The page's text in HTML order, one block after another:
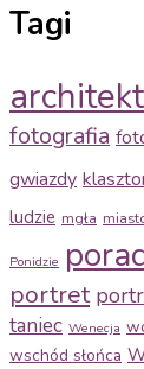
Tagi
fotografia
gwiazdy
ludzie mgła
Ponidzie
portret
taniec Wenecja
wschód słońca